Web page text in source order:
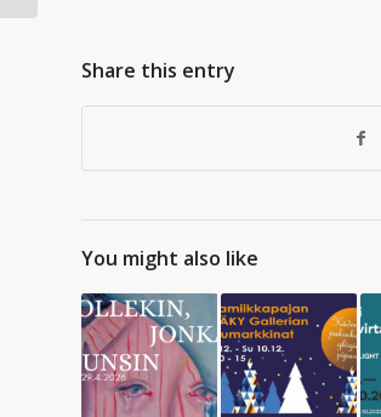
Share this entry
You might also like